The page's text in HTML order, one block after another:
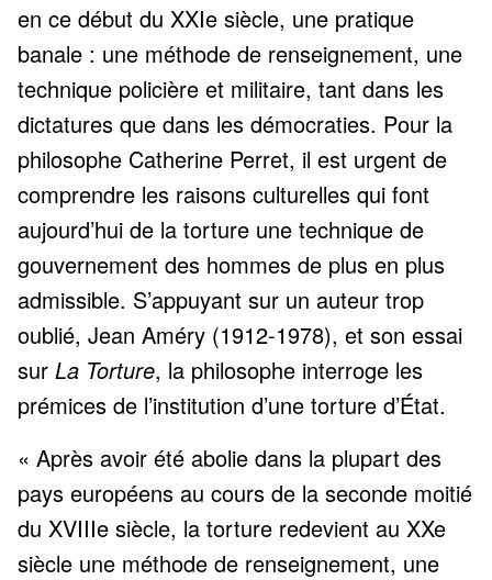
en ce début du XXIe siècle, une pratique
banale : une méthode de renseignement, une
technique policière et militaire, tant dans les
dictatures que dans les démocraties. Pour la
philosophe Catherine Perret, il est urgent de
comprendre les raisons culturelles qui font
aujourd’hui de la torture une technique de
gouvernement des hommes de plus en plus
admissible. S’appuyant sur un auteur trop
oublié, Jean Améry (1912-1978), et son essai
sur La Torture, la philosophe interroge les
prémices de l’institution d’une torture d’État.
« Après avoir été abolie dans la plupart des
pays européens au cours de la seconde moitié
du XVIIIe siècle, la torture redevient au XXe
siècle une méthode de renseignement, une